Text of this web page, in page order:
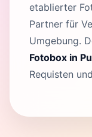
etablierter
Partner für
Umgebung.
Fotobox in
Requisten